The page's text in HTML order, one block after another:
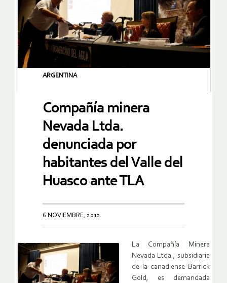
ARGENTINA
Compañía minera
Nevada Ltda.
denunciada por
habitantes del Valle del
Huasco ante TLA
6 NOVIEMBRE, 2012
La Compañía Minera
Nevada Ltda., subsidiaria
de la canadiense Barrick
Gold, es demandada